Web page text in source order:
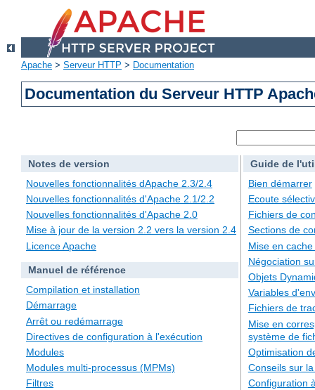
Apache > Serveur HTTP > Documentation
Documentation du Serveur HTTP
Notes de version
Nouvelles fonctionnalités dApache 2.3/2.4
Nouvelles fonctionnalités d'Apache 2.1/2.2
Nouvelles fonctionnalités d'Apache 2.0
Mise à jour de la version 2.2 vers la version 2.4
Licence Apache
Manuel de référence
Compilation et installation
Démarrage
Arrêt ou redémarrage
Directives de configuration à l'exécution
Modules
Modules multi-processus (MPMs)
Filtres
Guide de
Bien démarrer
Ecoute
Fichiers de
Sections de
Mise en
Négociation
Objets
Variables
Fichiers de
Mise en
système de
Optimisation
Conseils sur
Configuration